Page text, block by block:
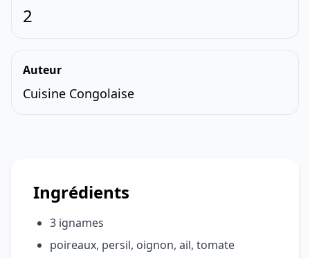
2
Auteur
Cuisine Congolaise
Ingrédients
3 ignames
poireaux, persil, oignon, ail, tomate